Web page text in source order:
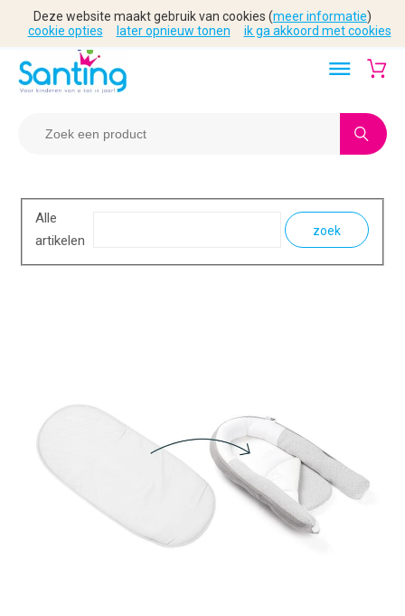
Alle
artikelen
zoek
Deze website maakt gebruik van cookies (meer informatie)
cookie opties
later opnieuw tonen ik ga akkoord met cookies